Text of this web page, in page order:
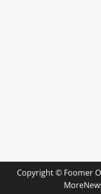
Copyright © Foomer